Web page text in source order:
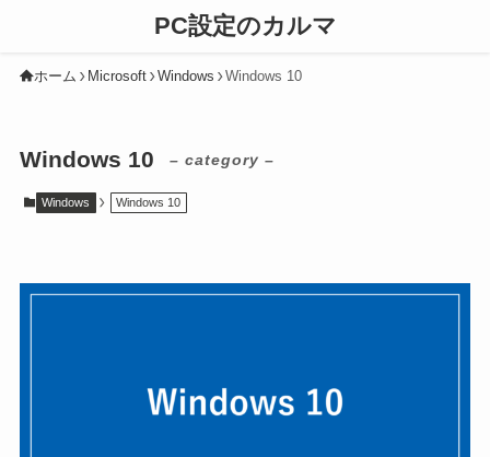
PC設定のカルマ
ホーム Microsoft Windows Windows 10
Windows 10 – category –
Windows Windows 10